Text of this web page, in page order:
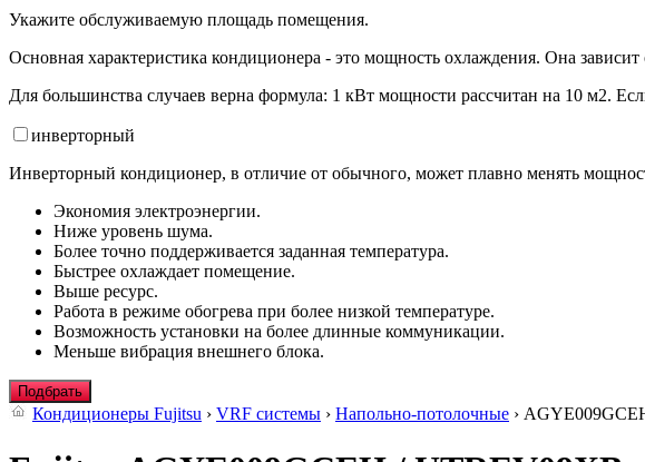
Укажите обслуживаемую площадь помещения.
Основная характеристика кондиционера - это мощность охлаждения. Она
Для большинства случаев верна формула: 1 кВт мощности рассчитан на 10 м2.
инверторный
Инверторный кондиционер, в отличие от обычного, может плавно менять
Экономия электроэнергии.
Ниже уровень шума.
Более точно поддерживается заданная температура.
Быстрее охлаждает помещение.
Выше ресурс.
Работа в режиме обогрева при более низкой температуре.
Возможность установки на более длинные коммуникации.
Меньше вибрация внешнего блока.
Подбрать
Кондиционеры Fujitsu › VRF системы › Напольно-потолочные ›